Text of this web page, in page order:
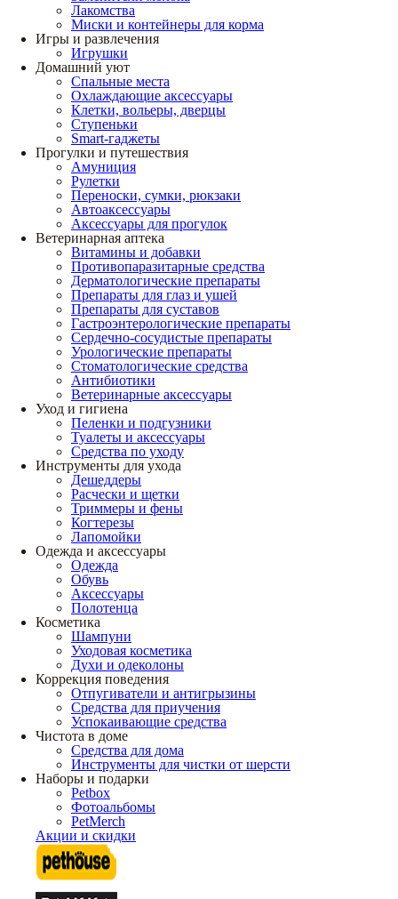
Лакомства
Миски и контейнеры для корма
Игры и развлечения
Игрушки
Домашний уют
Спальные места
Охлаждающие аксессуары
Клетки, вольеры, дверцы
Ступеньки
Smart-гаджеты
Прогулки и путешествия
Амуниция
Рулетки
Переноски, сумки, рюкзаки
Автоаксессуары
Аксессуары для прогулок
Ветеринарная аптека
Витамины и добавки
Противопаразитарные средства
Дерматологические препараты
Препараты для глаз и ушей
Препараты для суставов
Гастроэнтерологические препараты
Сердечно-сосудистые препараты
Урологические препараты
Стоматологические средства
Антибиотики
Ветеринарные аксессуары
Уход и гигиена
Пеленки и подгузники
Туалеты и аксессуары
Средства по уходу
Инструменты для ухода
Дешеддеры
Расчески и щетки
Триммеры и фены
Когтерезы
Лапомойки
Одежда и аксессуары
Одежда
Обувь
Аксессуары
Полотенца
Косметика
Шампуни
Уходовая косметика
Духи и одеколоны
Коррекция поведения
Отпугиватели и антигрызины
Средства для приучения
Успокаивающие средства
Чистота в доме
Средства для дома
Инструменты для чистки от шерсти
Наборы и подарки
Petbox
Фотоальбомы
PetMerch
Акции и скидки